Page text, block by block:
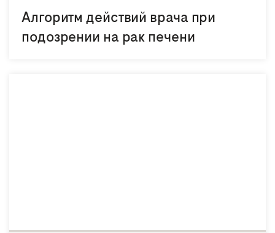
Алгоритм действий врача при
подозрении на рак печени